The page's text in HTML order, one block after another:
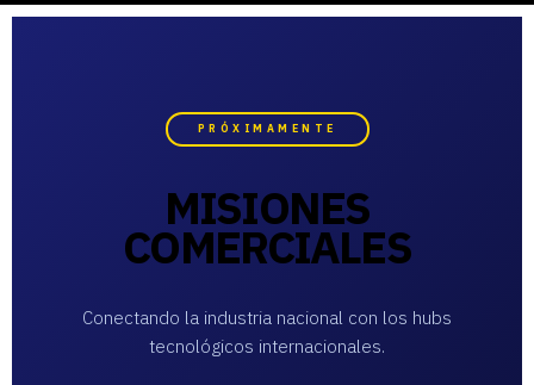
PRÓXIMAMENTE
MISIONES
COMERCIALES
Conectando la industria nacional con los hubs
tecnológicos internacionales.